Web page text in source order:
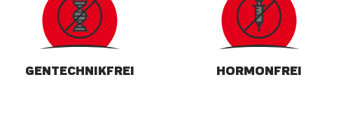
GENTECHNIKFREI HORMONFREI